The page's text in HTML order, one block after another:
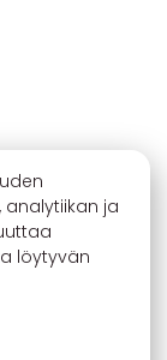
ja
löytyvän